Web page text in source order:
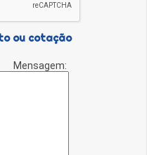
ou cotação
Mensagem: